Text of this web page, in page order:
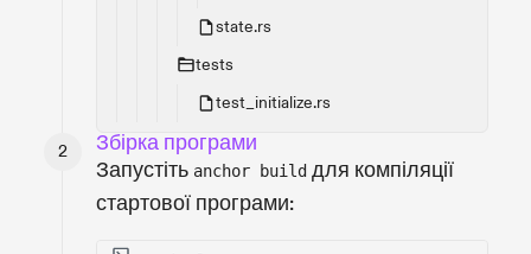
state.rs
tests
test_initialize.rs
Збірка програми
Запустіть anchor build для компіляції
стартової програми: